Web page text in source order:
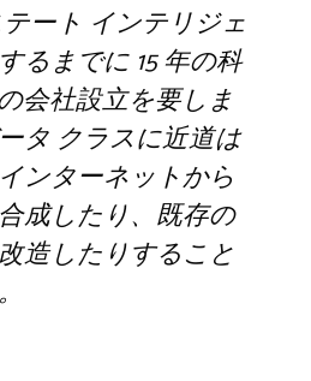
テート インテリジェ
るまでに 15 年の科
会社設立を要しま
タ クラスに近道は
ンターネットから
成したり、既存の
造したりすること